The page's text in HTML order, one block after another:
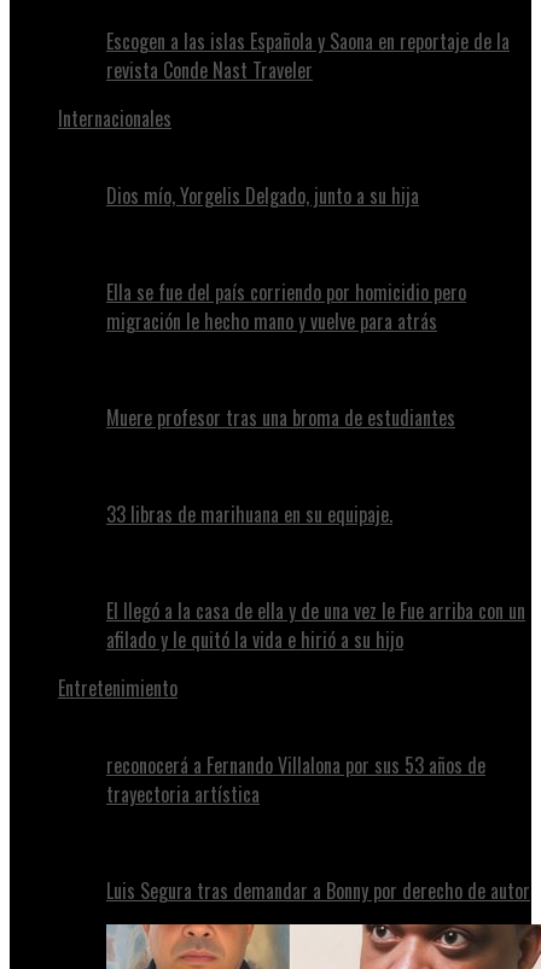
Escogen a las islas Española y Saona en reportaje de la
revista Conde Nast Traveler
Internacionales
Dios mío, Yorgelis Delgado, junto a su hija
Ella se fue del país corriendo por homicidio pero
migración le hecho mano y vuelve para atrás
Muere profesor tras una broma de estudiantes
33 libras de marihuana en su equipaje.
El llegó a la casa de ella y de una vez le Fue arriba con un
afilado y le quitó la vida e hirió a su hijo
Entretenimiento
reconocerá a Fernando Villalona por sus 53 años de
trayectoria artística
Luis Segura tras demandar a Bonny por derecho de autor